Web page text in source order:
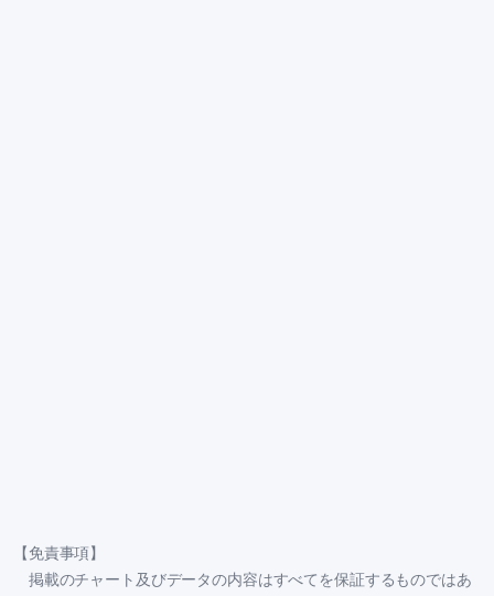
【免責事項】
掲載のチャート及びデータの内容はすべてを保証するものではあ